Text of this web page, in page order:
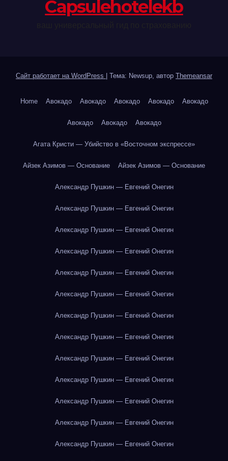
Сapsulehotelekb
Сайт работает на WordPress Тема: Newsup, автор Themeansar
Home Авокадо Авокадо Авокадо Авокадо Авокадо
Авокадо Авокадо Авокадо
Агата Кристи — Убийство в «Восточном экспрессе»
Айзек Азимов — Основание Айзек Азимов — Основание
Александр Пушкин — Евгений Онегин
Александр Пушкин — Евгений Онегин
Александр Пушкин — Евгений Онегин
Александр Пушкин — Евгений Онегин
Александр Пушкин — Евгений Онегин
Александр Пушкин — Евгений Онегин
Александр Пушкин — Евгений Онегин
Александр Пушкин — Евгений Онегин
Александр Пушкин — Евгений Онегин
Александр Пушкин — Евгений Онегин
Александр Пушкин — Евгений Онегин
Александр Пушкин — Евгений Онегин
Александр Пушкин — Евгений Онегин